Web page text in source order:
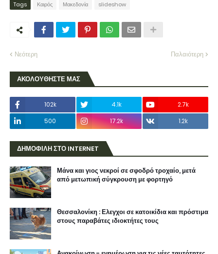
Tags Καιρός Μακεδονία slideshow
Νεότερη Παλαιότερη
ΑΚΟΛΟΥΘΗΣΤΕ ΜΑΣ
102k 4.1k
2.7k
500
17.2k 1.2k
ΔΗΜΟΦΙΛΗ ΣΤΟ INTERNET
Μάνα και γιος νεκροί σε σφοδρό τροχαίο, μετά
από μετωπική σύγκρουση με φορτηγό
Θεσσαλονίκη : Ελεγχοι σε κατοικίδια και πρόστιμα
στους παραβάτες ιδιοκτήτες τους